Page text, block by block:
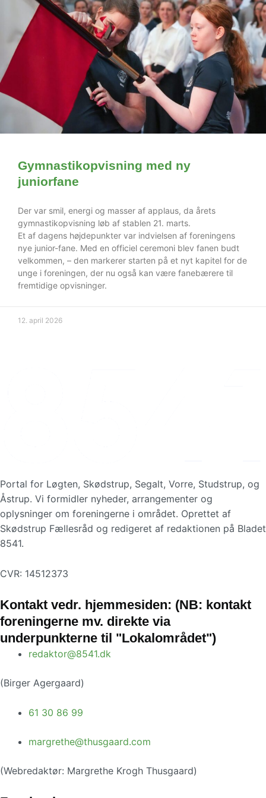
Gymnastikopvisning med ny
juniorfane
Der var smil, energi og masser af applaus, da årets
gymnastikopvisning løb af stablen 21. marts.
Et af dagens højdepunkter var indvielsen af foreningens
nye junior-fane. Med en officiel ceremoni blev fanen budt
velkommen, – den markerer starten på et nyt kapitel for de
unge i foreningen, der nu også kan være fanebærere til
fremtidige opvisninger.
12. april 2026
Portal for Løgten, Skødstrup, Segalt, Vorre, Studstrup, og
Åstrup. Vi formidler nyheder, arrangementer og
oplysninger om foreningerne i området. Oprettet af
Skødstrup Fællesråd og redigeret af redaktionen på Bladet
8541.
CVR: 14512373
Kontakt vedr. hjemmesiden: (NB: kontakt
foreningerne mv. direkte via
underpunkterne til "Lokalområdet")
redaktor@8541.dk
(Birger Agergaard)
61 30 86 99
margrethe@thusgaard.com
(Webredaktør: Margrethe Krogh Thusgaard)